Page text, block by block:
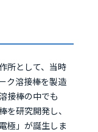
所として、当時
ク溶接棒を製造
接棒の中でも
を研究開発し、
極」が誕生しま